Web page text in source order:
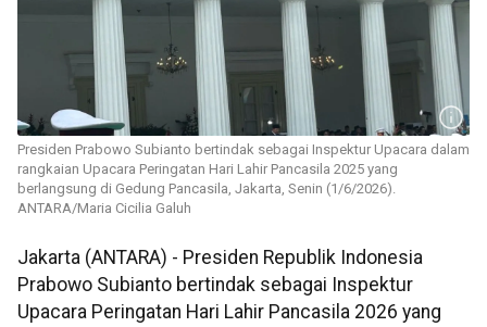
Presiden Prabowo Subianto bertindak sebagai Inspektur Upacara dalam
rangkaian Upacara Peringatan Hari Lahir Pancasila 2025 yang
berlangsung di Gedung Pancasila, Jakarta, Senin (1/6/2026).
ANTARA/Maria Cicilia Galuh
Jakarta (ANTARA) - Presiden Republik Indonesia
Prabowo Subianto bertindak sebagai Inspektur
Upacara Peringatan Hari Lahir Pancasila 2026 yang